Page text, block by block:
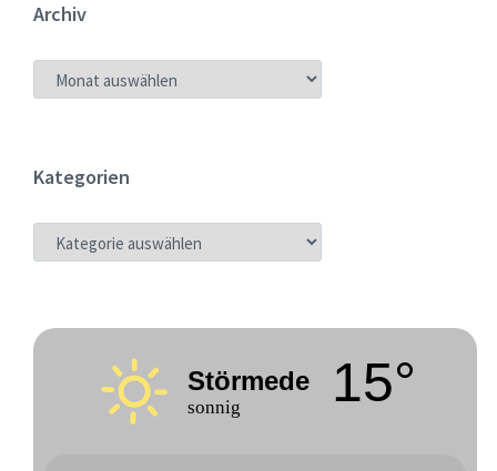
Archiv
ARCHIV
Kategorien
KATEGORIEN
Störmede
sonnig 15°